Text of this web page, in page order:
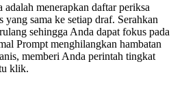
adalah menerapkan daftar periksa
yang sama ke setiap draf. Serahkan
sehingga Anda dapat fokus pada
Prompt menghilangkan hambatan
memberi Anda perintah tingkat
klik.